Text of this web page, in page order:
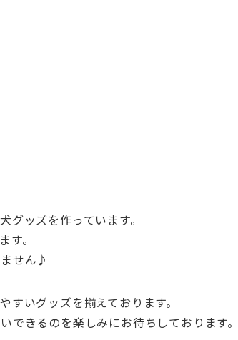
ッズを作っています。
す。
せん♪
すいグッズを揃えております。
できるのを楽しみにお待ちしております。